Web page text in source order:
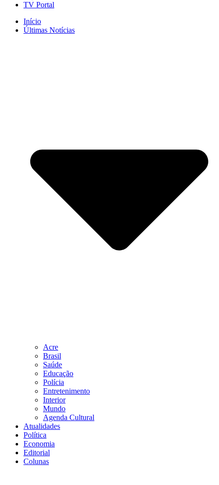
TV Portal
Início
Últimas Notícias
Acre
Brasil
Saúde
Educação
Polícia
Entretenimento
Interior
Mundo
Agenda Cultural
Atualidades
Política
Economia
Editorial
Colunas